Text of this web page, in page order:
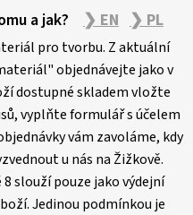
a jak? ❯ EN ❯ PL
pro tvorbu. Z aktuální
objednávejte jako v
dostupné skladem vložte
vyplňte formulář s účelem
vám zavoláme, kdy
u nás na Žižkově.
8 slouží pouze jako výdejní
Jedinou podmínkou je